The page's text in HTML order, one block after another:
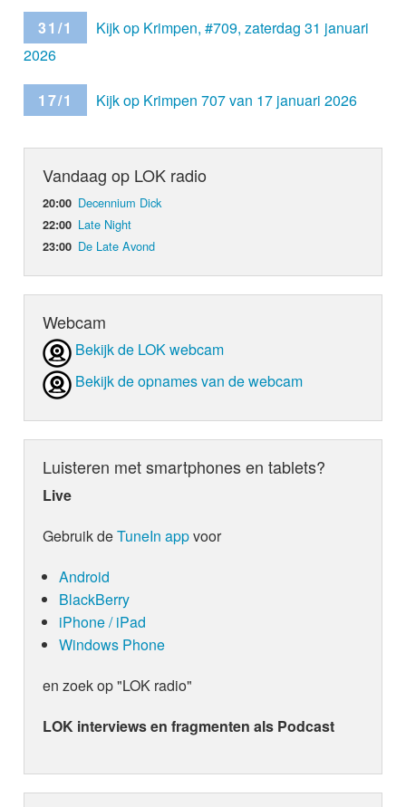
31/1
Kijk op Krimpen, #709, zaterdag 31 januari
2026
17/1 Kijk op Krimpen 707 van 17 januari 2026
Vandaag op LOK radio
20:00 Decennium Dick
22:00 Late Night
23:00 De Late Avond
Webcam
Bekijk de LOK webcam
Bekijk de opnames van de webcam
Luisteren met smartphones en tablets?
Live
Gebruik deTuneIn appvoor
Android
BlackBerry
iPhone / iPad
Windows Phone
en zoek op "LOK radio"
LOK interviews en fragmenten als Podcast